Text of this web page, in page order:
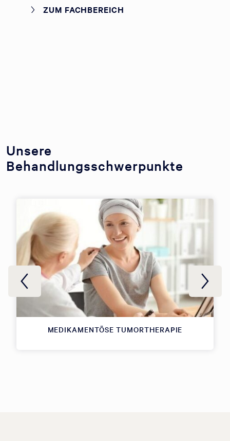
ZUM FACHBEREICH
Unsere
Behandlungsschwerpunkte
MEDIKAMENTÖSE TUMORTHERAPIE